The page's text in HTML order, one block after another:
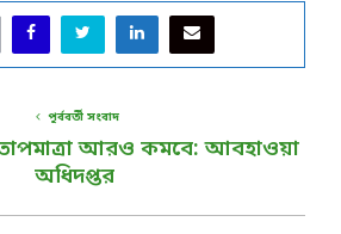
পূর্ববর্তী সংবাদ
আরও কমবে: আবহাওয়া
অধিদপ্তর